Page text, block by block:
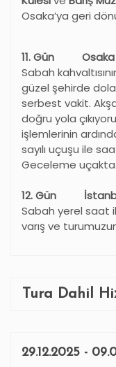
Osaka’ya geri
11. Gün Osaka
Sabah
güzel şehirde
serbest vakit.
doğru yola
işlemlerinin
sayılı uçuşu ile
Geceleme
12. Gün
Sabah yerel saat
varış ve
Tura Dahil
29.12.2025 -